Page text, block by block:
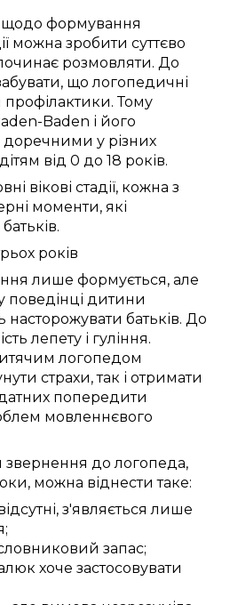
щодо формування
можна зробити суттєво
розмовляти. До
що логопедичні
профілактики.Тому
Baden і його
доречними у різних
дітям від 0 до 18 років.
вікові стадії, кожна з
моменти, які
батьків.
років
лише формується, але
поведінці дитини
насторожувати батьків. До
лепету і гуління.
логопедом
страхи, так і отримати
попередити
мовленнєвого
звернення до логопеда,
, можна віднести таке:
з'являється лише
запас;
хоче застосовувати